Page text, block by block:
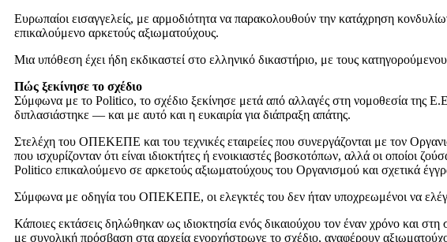
Ευρωπαίοι εισαγγελείς, με αρμοδιότητα να παρακολουθούν την κατάχρηση
επικαλούμενο αρκετούς αξιωματούχους.
Μια υπόθεση έχει ήδη εκδικαστεί στο ελληνικό δικαστήριο, με τους
Πώς ξεκίνησε το σχέδιο
Σύμφωνα με το Politico, το σχέδιο ξεκίνησε μετά από αλλαγές στη νομοθεσία της
διπλασιάστηκε — και με αυτό και η ευκαιρία για διάπραξη απάτης.
Στελέχη του ΟΠΕΚΕΠΕ και του τεχνικές εταιρείες που συνεργάζονται με τον
που ισχυρίζονταν ότι είναι ιδιοκτήτες ή ενοικιαστές βοσκοτόπων, αλλά οι οποίοι
Politico επικαλούμενο σε αρκετούς αξιωματούχους του Οργανισμού και σχετικά
Σύμφωνα με οδηγία του ΟΠΕΚΕΠΕ, οι ελεγκτές του δεν ήταν υποχρεωμένοι να
Κάποιες εκτάσεις δηλώθηκαν ως ιδιοκτησία ενός δικαιούχου τον έναν χρόνο και
με συνολική πρόσβαση στα αρχεία ενορχήστρωνε το σχέδιο, αναφέρουν